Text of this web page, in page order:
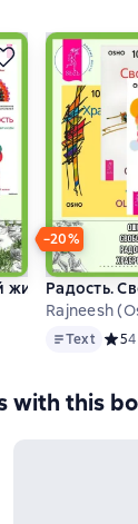
9 книг
4,9 на основе 12
−20%
Радость.
Rajneesh
TextText 54
with this